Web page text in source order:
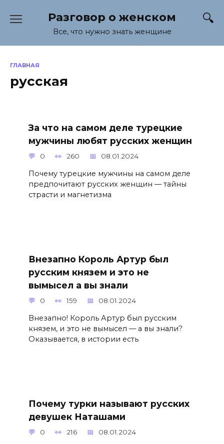
содержанию
Разговор о женском
Все, что нужно знать женщине
ГЛАВНАЯ
русская
За что на самом деле турецкие
мужчины любят русских женщин
0 260 08.01.2024
Почему турецкие мужчины на самом деле
предпочитают русских женщин — тайны
страсти и магнетизма
Внезапно Король Артур был
русским князем и это не
вымысел а вы знали
0 159 08.01.2024
Внезапно! Король Артур был русским
князем, и это не вымысел — а вы знали?
Оказывается, в истории есть
Почему турки называют русских
девушек Наташами
0 216 08.01.2024